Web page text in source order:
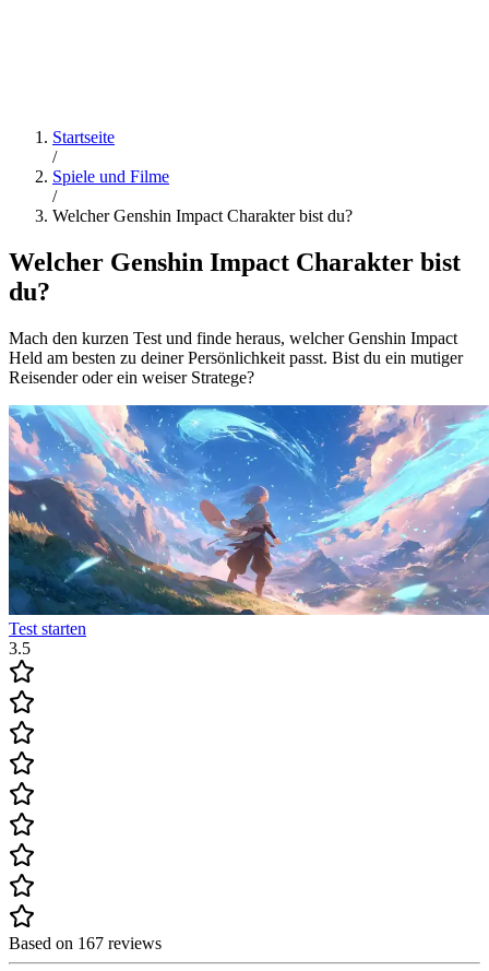
Startseite
/
Spiele und Filme
/
Welcher Genshin Impact Charakter bist du?
Welcher Genshin Impact Charakter bist
du?
Mach den kurzen Test und finde heraus, welcher Genshin Impact
Held am besten zu deiner Persönlichkeit passt. Bist du ein mutiger
Reisender oder ein weiser Stratege?
Test starten
3.5
Based on 167 reviews